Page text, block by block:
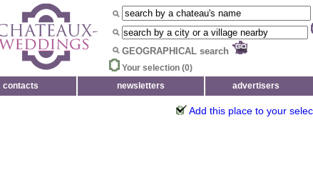
GEOGRAPHICAL search
Your selection (0)
contacts newsletters advertisers
Add this place to your